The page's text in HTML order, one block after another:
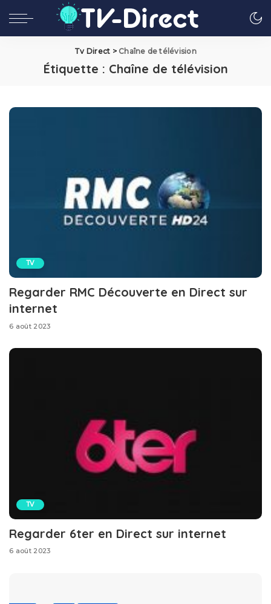
Tv Direct > Chaîne de télévision
Étiquette : Chaîne de télévision
TV
Regarder RMC Découverte en Direct sur
internet
6 août 2023
TV
Regarder 6ter en Direct sur internet
6 août 2023